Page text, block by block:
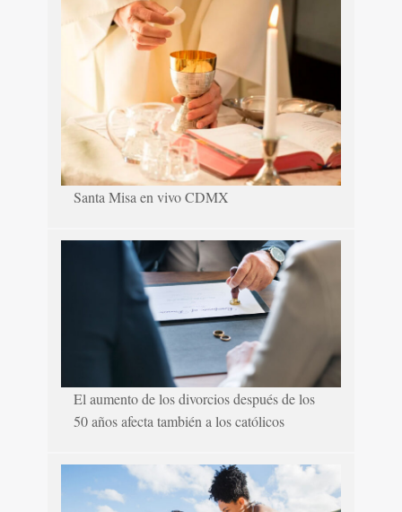
Santa Misa en vivo CDMX
El aumento de los divorcios después de los
50 años afecta también a los católicos